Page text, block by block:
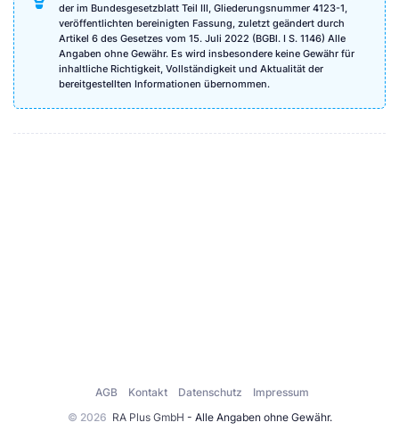
der im Bundesgesetzblatt Teil III, Gliederungsnummer 4123-1,
veröffentlichten bereinigten Fassung, zuletzt geändert durch
Artikel 6 des Gesetzes vom 15. Juli 2022 (BGBl. I S. 1146) Alle
Angaben ohne Gewähr. Es wird insbesondere keine Gewähr für
inhaltliche Richtigkeit, Vollständigkeit und Aktualität der
bereitgestellten Informationen übernommen.
© 2026 RA Plus GmbH - Alle Angaben ohne Gewähr.
AGB Kontakt Datenschutz Impressum